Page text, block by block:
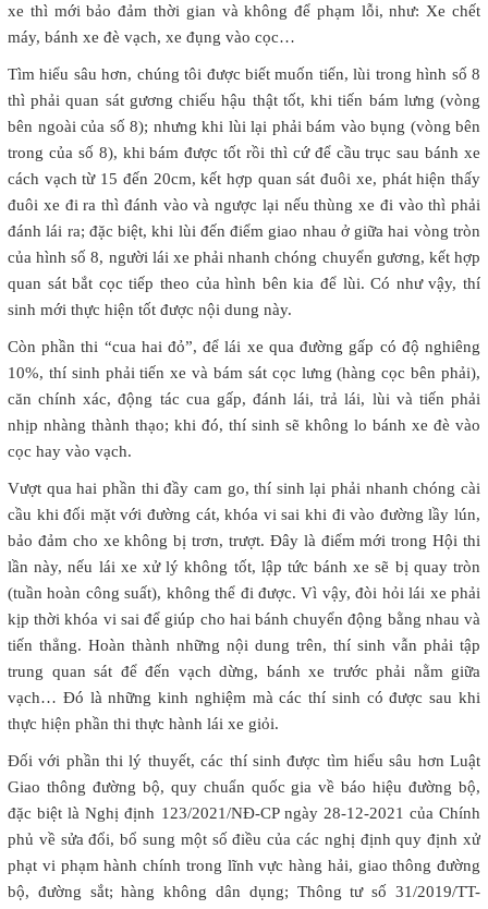
xe thì mới bảo đảm thời gian và không để phạm lỗi, như: Xe chết
máy, bánh xe đè vạch, xe đụng vào cọc…
Tìm hiểu sâu hơn, chúng tôi được biết muốn tiến, lùi trong hình số 8
thì phải quan sát gương chiếu hậu thật tốt, khi tiến bám lưng (vòng
bên ngoài của số 8); nhưng khi lùi lại phải bám vào bụng (vòng bên
trong của số 8), khi bám được tốt rồi thì cứ để cầu trục sau bánh xe
cách vạch từ 15 đến 20cm, kết hợp quan sát đuôi xe, phát hiện thấy
đuôi xe đi ra thì đánh vào và ngược lại nếu thùng xe đi vào thì phải
đánh lái ra; đặc biệt, khi lùi đến điểm giao nhau ở giữa hai vòng tròn
của hình số 8, người lái xe phải nhanh chóng chuyển gương, kết hợp
quan sát bắt cọc tiếp theo của hình bên kia để lùi. Có như vậy, thí
sinh mới thực hiện tốt được nội dung này.
Còn phần thi “cua hai đỏ”, để lái xe qua đường gấp có độ nghiêng
10%, thí sinh phải tiến xe và bám sát cọc lưng (hàng cọc bên phải),
căn chính xác, động tác cua gấp, đánh lái, trả lái, lùi và tiến phải
nhịp nhàng thành thạo; khi đó, thí sinh sẽ không lo bánh xe đè vào
cọc hay vào vạch.
Vượt qua hai phần thi đầy cam go, thí sinh lại phải nhanh chóng cài
cầu khi đối mặt với đường cát, khóa vi sai khi đi vào đường lầy lún,
bảo đảm cho xe không bị trơn, trượt. Đây là điểm mới trong Hội thi
lần này, nếu lái xe xử lý không tốt, lập tức bánh xe sẽ bị quay tròn
(tuần hoàn công suất), không thể đi được. Vì vậy, đòi hỏi lái xe phải
kịp thời khóa vi sai để giúp cho hai bánh chuyển động bằng nhau và
tiến thẳng. Hoàn thành những nội dung trên, thí sinh vẫn phải tập
trung quan sát để đến vạch dừng, bánh xe trước phải nằm giữa
vạch… Đó là những kinh nghiệm mà các thí sinh có được sau khi
thực hiện phần thi thực hành lái xe giỏi.
Đối với phần thi lý thuyết, các thí sinh được tìm hiểu sâu hơn Luật
Giao thông đường bộ, quy chuẩn quốc gia về báo hiệu đường bộ,
đặc biệt là Nghị định 123/2021/NĐ-CP ngày 28-12-2021 của Chính
phủ về sửa đổi, bổ sung một số điều của các nghị định quy định xử
phạt vi phạm hành chính trong lĩnh vực hàng hải, giao thông đường
bộ, đường sắt; hàng không dân dụng; Thông tư số 31/2019/TT-